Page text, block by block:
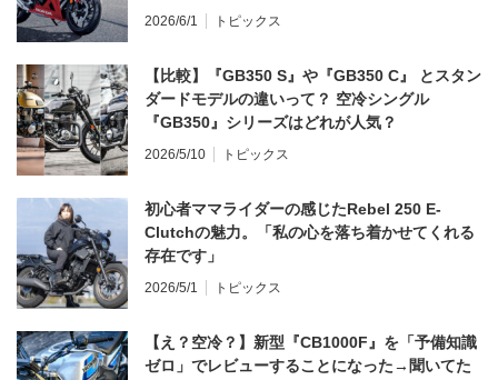
2026/6/1 トピックス
【比較】『GB350 S』や『GB350 C』 とスタン
ダードモデルの違いって？ 空冷シングル
『GB350』シリーズはどれが人気？
2026/5/10 トピックス
初心者ママライダーの感じたRebel 250 E-
Clutchの魅力。「私の心を落ち着かせてくれる
存在です」
2026/5/1 トピックス
【え？空冷？】新型『CB1000F』を「予備知識
ゼロ」でレビューすることになった→聞いてた